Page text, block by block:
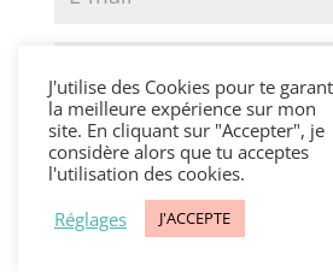
Enregistrer mon nom, mon
dans le navigateur pour mon
J'utilise des Cookies pour te
la meilleure expérience sur mon
site. En cliquant sur "Accepter", je
considère alors que tu acceptes
l'utilisation des cookies.
Réglages
J'ACCEPTE